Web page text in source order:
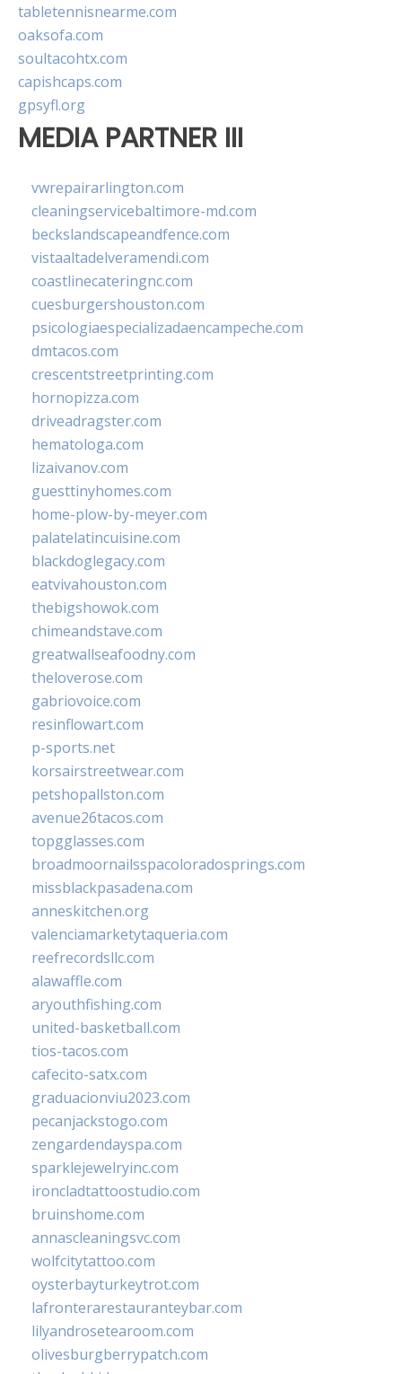
tabletennisnearme.com
oaksofa.com
soultacohtx.com
capishcaps.com
gpsyfl.org
MEDIA PARTNER III
vwrepairarlington.com
cleaningservicebaltimore-md.com
beckslandscapeandfence.com
vistaaltadelveramendi.com
coastlinecateringnc.com
cuesburgershouston.com
psicologiaespecializadaencampeche.com
dmtacos.com
crescentstreetprinting.com
hornopizza.com
driveadragster.com
hematologa.com
lizaivanov.com
guesttinyhomes.com
home-plow-by-meyer.com
palatelatincuisine.com
blackdoglegacy.com
eatvivahouston.com
thebigshowok.com
chimeandstave.com
greatwallseafoodny.com
theloverose.com
gabriovoice.com
resinflowart.com
p-sports.net
korsairstreetwear.com
petshopallston.com
avenue26tacos.com
topgglasses.com
broadmoornailsspacoloradosprings.com
missblackpasadena.com
anneskitchen.org
valenciamarketytaqueria.com
reefrecordsllc.com
alawaffle.com
aryouthfishing.com
united-basketball.com
tios-tacos.com
cafecito-satx.com
graduacionviu2023.com
pecanjackstogo.com
zengardendayspa.com
sparklejewelryinc.com
ironcladtattoostudio.com
bruinshome.com
annascleaningsvc.com
wolfcitytattoo.com
oysterbayturkeytrot.com
lafronterarestauranteybar.com
lilyandrosetearoom.com
olivesburgberrypatch.com